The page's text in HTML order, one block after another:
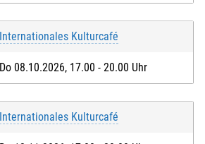
Internationales Kulturcafé
Do 08.10.2026, 17.00 - 20.00 Uhr
Internationales Kulturcafé